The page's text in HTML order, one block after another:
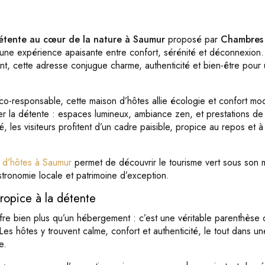
au cœur de la nature à Saumur proposé par
expérience apaisante entre confort, sérénité et
cette adresse conjugue charme, authenticité et bien-être pour
responsable, cette maison d’hôtes allie écologie et confort
la détente : espaces lumineux, ambiance zen, et prestations
les visiteurs profitent d’un cadre paisible, propice au repos et
à Saumur permet de découvrir le tourisme vert sous son
locale et patrimoine d’exception.
à la détente
bien plus qu’un hébergement : c’est une véritable parenthèse
hôtes y trouvent calme, confort et authenticité, le tout dans